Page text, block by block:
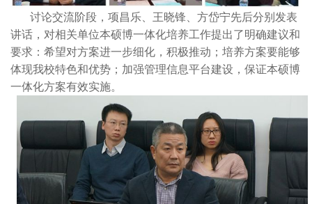
讨论交流阶段，项昌乐、王晓锋、方岱宁先后分别发表
讲话，对相关单位本硕博一体化培养工作提出了明确建议和
要求：希望对方案进一步细化，积极推动；培养方案要能够
体现我校特色和优势；加强管理信息平台建设，保证本硕博
一体化方案有效实施。